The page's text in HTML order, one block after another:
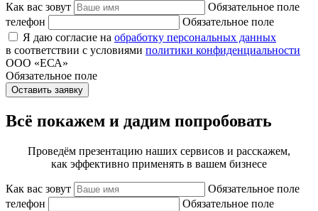
Как вас зовут
Обязательное поле
телефон
Обязательное поле
Я даю согласие на обработку персональных данных
в соответствии с условиями политики конфиденциальности
ООО «ЕСА»
Обязательное поле
Оставить заявку
Всё покажем и дадим попробовать
Проведём презентацию наших сервисов и расскажем,
как эффективно применять в вашем бизнесе
Как вас зовут
Обязательное поле
телефон
Обязательное поле